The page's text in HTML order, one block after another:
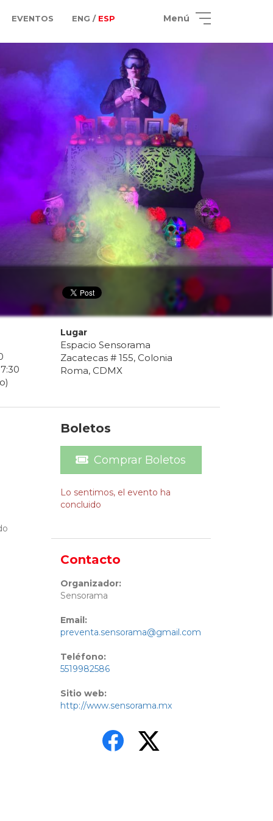
EVENTOS ENG / ESP Menú
:30
Lugar
Espacio Sensorama
Zacatecas # 155, Colonia
Roma, CDMX
Boletos
Comprar Boletos
Lo sentimos, el evento ha
concluido
Contacto
Organizador:
Sensorama
Email:
preventa.sensorama@gmail.com
Teléfono:
5519982586
Sitio web:
http://www.sensorama.mx